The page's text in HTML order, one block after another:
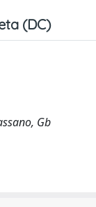
(DC)
Gb